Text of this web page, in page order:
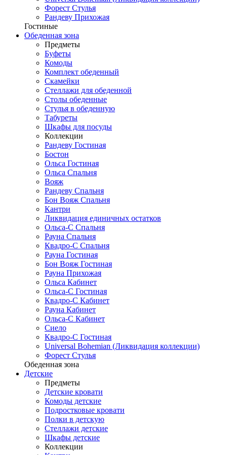
Форест Стулья
Рандеву Прихожая
Гостиные
Обеденная зона
Предметы
Буфеты
Комоды
Комплект обеденный
Скамейки
Стеллажи для обеденной
Столы обеденные
Стулья в обеденную
Табуреты
Шкафы для посуды
Коллекции
Рандеву Гостиная
Бостон
Ольса Гостиная
Ольса Спальня
Вояж
Рандеву Спальня
Бон Вояж Спальня
Кантри
Ликвидация единичных остатков
Ольса-С Спальня
Рауна Спальня
Квадро-С Спальня
Рауна Гостиная
Бон Вояж Гостиная
Рауна Прихожая
Ольса Кабинет
Ольса-С Гостиная
Квадро-С Кабинет
Рауна Кабинет
Ольса-С Кабинет
Сиело
Квадро-С Гостиная
Universal Bohemian (Ликвидация коллекции)
Форест Стулья
Обеденная зона
Детские
Предметы
Детские кровати
Комоды детские
Подростковые кровати
Полки в детскую
Стеллажи детские
Шкафы детские
Коллекции